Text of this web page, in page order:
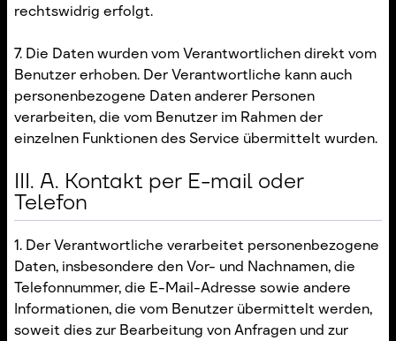
rechtswidrig erfolgt.
7. Die Daten wurden vom Verantwortlichen direkt vom
Benutzer erhoben. Der Verantwortliche kann auch
personenbezogene Daten anderer Personen
verarbeiten, die vom Benutzer im Rahmen der
einzelnen Funktionen des Service übermittelt wurden.
III. A. Kontakt per E-mail oder
Telefon
1. Der Verantwortliche verarbeitet personenbezogene
Daten, insbesondere den Vor- und Nachnamen, die
Telefonnummer, die E-Mail-Adresse sowie andere
Informationen, die vom Benutzer übermittelt werden,
soweit dies zur Bearbeitung von Anfragen und zur